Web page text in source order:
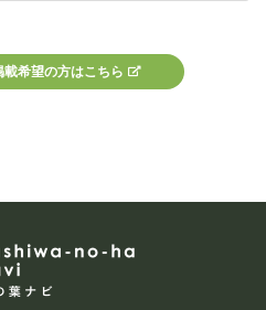
希望の方はこちら